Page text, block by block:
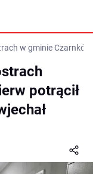
w gminie
potrącił